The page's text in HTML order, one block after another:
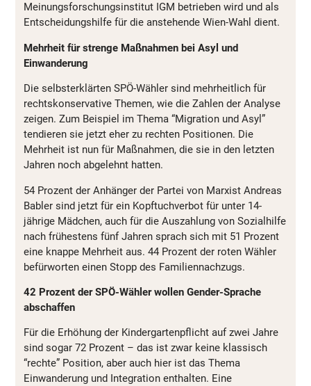
Meinungsforschungsinstitut IGM betrieben wird und als
Entscheidungshilfe für die anstehende Wien-Wahl dient.
Mehrheit für strenge Maßnahmen bei Asyl und
Einwanderung
Die selbsterklärten SPÖ-Wähler sind mehrheitlich für
rechtskonservative Themen, wie die Zahlen der Analyse
zeigen. Zum Beispiel im Thema “Migration und Asyl”
tendieren sie jetzt eher zu rechten Positionen. Die
Mehrheit ist nun für Maßnahmen, die sie in den letzten
Jahren noch abgelehnt hatten.
54 Prozent der Anhänger der Partei von Marxist Andreas
Babler sind jetzt für ein Kopftuchverbot für unter 14-
jährige Mädchen, auch für die Auszahlung von Sozialhilfe
nach frühestens fünf Jahren sprach sich mit 51 Prozent
eine knappe Mehrheit aus. 44 Prozent der roten Wähler
befürworten einen Stopp des Familiennachzugs.
42 Prozent der SPÖ-Wähler wollen Gender-Sprache
abschaffen
Für die Erhöhung der Kindergartenpflicht auf zwei Jahre
sind sogar 72 Prozent – das ist zwar keine klassisch
“rechte” Position, aber auch hier ist das Thema
Einwanderung und Integration enthalten. Eine